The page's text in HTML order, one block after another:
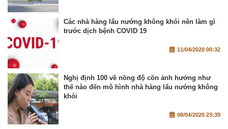
Các nhà hàng lẩu nướng không khói nên làm gì
trước dịch bệnh COVID 19
11/04/2020 00:32
Nghị định 100 về nồng độ cồn ảnh hưởng như
thế nào đến mô hình nhà hàng lẩu nướng không
khói
08/04/2020 23:39